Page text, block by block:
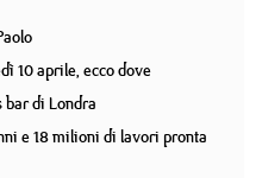
10 aprile, ecco dove
bar di Londra
e 18 milioni di lavori pronta